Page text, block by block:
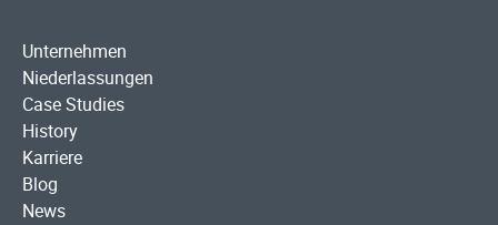
Unternehmen
Niederlassungen
Case Studies
History
Karriere
Blog
News